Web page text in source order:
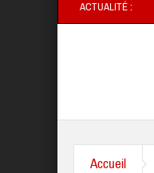
ACTUALITÉ :
Accueil